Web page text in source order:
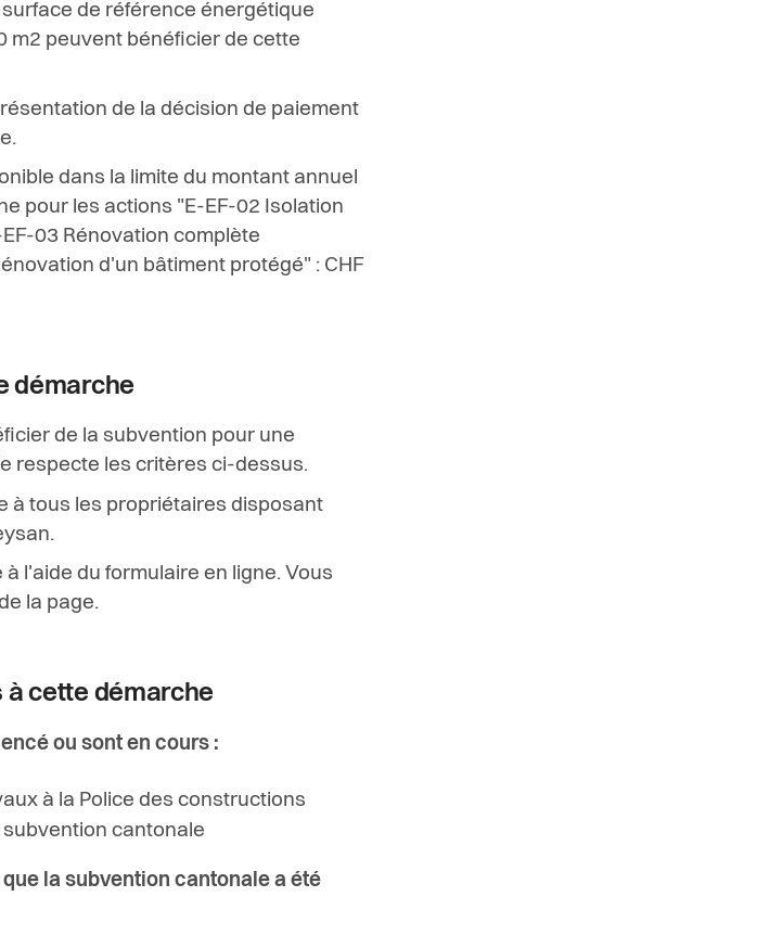
de référence énergétique
m2 peuvent bénéficier de cette
de la décision de paiement
dans la limite du montant annuel
pour les actions "E-EF-02 Isolation
03 Rénovation complète
d'un bâtiment protégé" : CHF
démarche
de la subvention pour une
respecte les critères ci-dessus.
à tous les propriétaires disposant
l'aide du formulaire en ligne. Vous
la page.
cette démarche
ou sont en cours :
à la Police des constructions
cantonale
la subvention cantonale a été